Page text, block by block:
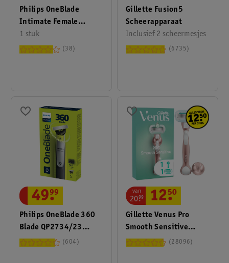
Philips OneBlade
Intimate Female
QP1924/22
Scheerapparaat En
1 stuk
38
Gillette Fusion5
Scheerapparaat
Inclusief 2 scheermesjes
6735
Philips OneBlade 360
Blade QP2734/23
Scheerapparaat
49.
99
604
Gillette Venus Pro
Smooth Sensitive
Scheersysteem
van
20.
99 12.
50
28096